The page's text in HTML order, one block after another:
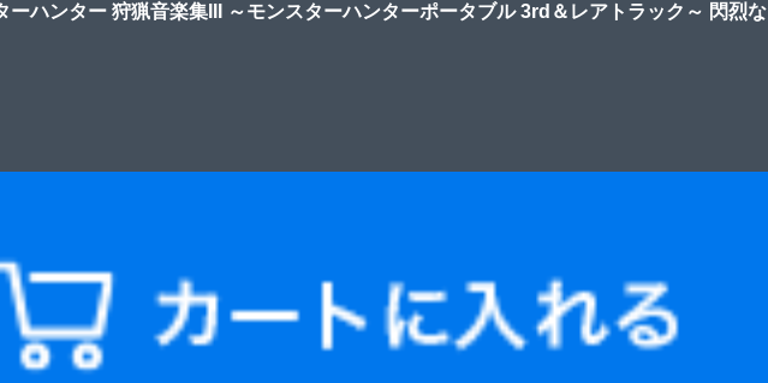
ーハンター 狩猟音楽集III ～モンスターハンターポータブル 3rd＆レアトラック～ 閃烈